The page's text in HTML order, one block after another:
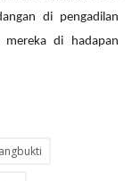
di pengadilan
mereka di hadapan